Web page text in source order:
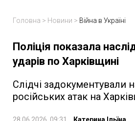
Головна > Новини > Війна в Україні
Поліція показала
ударів по Харківщині
Слідчі задокументували
російських атак на